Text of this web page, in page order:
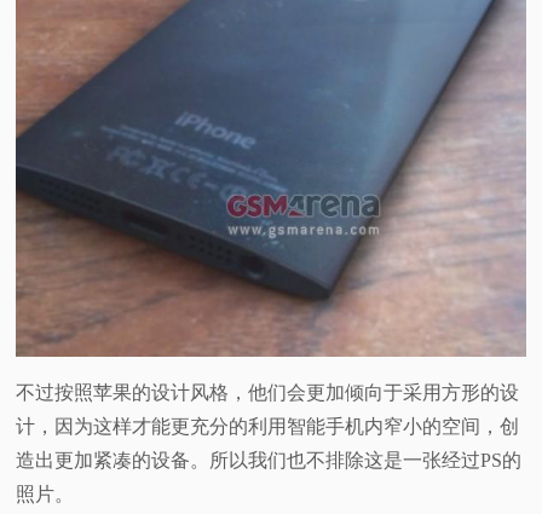
不过按照苹果的设计风格，他们会更加倾向于采用方形的设
计，因为这样才能更充分的利用智能手机内窄小的空间，创
造出更加紧凑的设备。所以我们也不排除这是一张经过PS的
照片。